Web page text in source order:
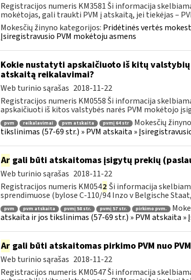
Registracijos numeris KM3581 Ši informacija
mokėtojas, gali traukti PVM į atskaitą, jei tiekėjas –
Mokesčių žinyno kategorijos: Pridėtinės vertės
Įsiregistravusio PVM mokėtoju asmens
Kokie nustatyti apskaičiuoto iš kitų valstybių
atskaitą reikalavimai?
Web turinio sąrašas 2018-11-22
Registracijos numeris KM0558 Ši informacija
apskaičiuoti iš kitos valstybės narės PVM mokėtojo
pvm reikalavimai pvm atskaita pvmį 64 str Mokesčių
tikslinimas (57-69 str.) » PVM atskaita »
Argali būti atskaitomas įsigytų prekių
Web turinio sąrašas 2018-11-22
Registracijos numeris KM0542 Ši informacija
sprendimuose (bylose C-110/94 Inzo v Belgische
pvm pvm atskaita pvmį 58 str. pvmį 57 str. pirkimo pvm.
atskaita ir jos tikslinimas (57-69 str.) » PVM atskaita
Argali būti atskaitomas pirkimo PVM nuo
Web turinio sąrašas 2018-11-22
Registracijos numeris KM0547 Ši informacija